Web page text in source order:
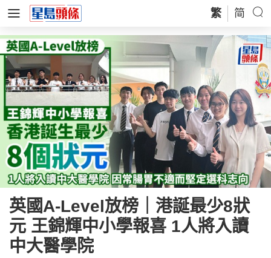
繁 简
英國A-Level放榜｜港誕最少8狀
元 王錦輝中小學報喜 1人將入讀
中大醫學院